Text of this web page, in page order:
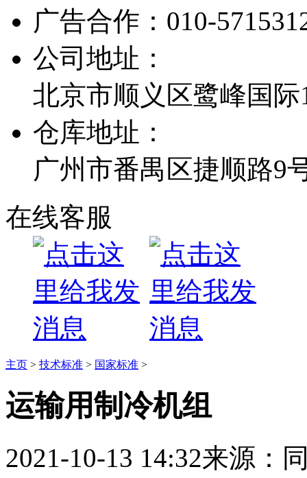
广告合作： 010-
公司地址：
北京市顺义区鹭峰国际
仓库地址：
广州市番禺区捷顺路9
在线客服
主页 > 技术标准 > 国家标准 >
运输用制冷机组
2021-10-13 14:32来源：